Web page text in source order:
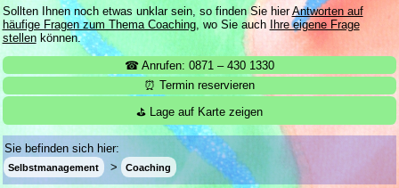
Sollten Ihnen noch etwas unklar sein, so finden Sie hierAntworten auf
häufige Fragen zum Thema Coaching, wo Sie auch
Ihre eigene Frage
stellenkönnen.
☎ Anrufen: 0871 – 430 1330
⏰ Termin reservieren
⛳ Lage auf Karte zeigen
Sie befinden sich hier:
Selbstmanagement Coaching